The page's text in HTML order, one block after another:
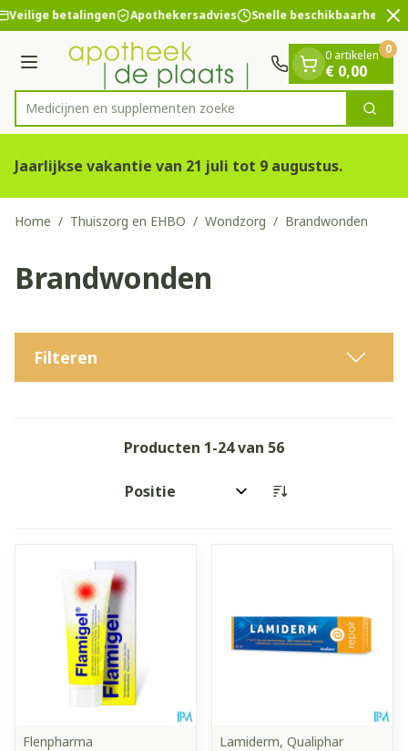
Ga naar de inhoud
2 van 2
Veilige betalingen Apothekersadvies Snelle beschikbaarheid
Menu
Product, merk, categorie...
Medicijnen en s Zoek
0 artikelen
€ 0,00
0
Jaarlijkse vakantie van 21 juli tot 9 augustus.
Home / Thuiszorg en EHBO / Wondzorg / Brandwonden
Brandwonden
Filteren
Producten 1-24van 56
Sorteer op:
Flenpharma
Lamiderm, Qualiphar